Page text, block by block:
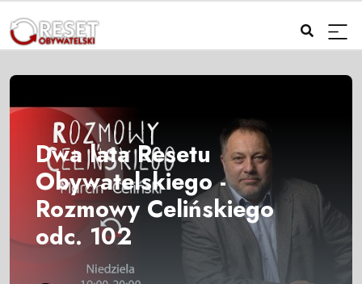
Dwa lata Resetu
Obywatelskiego -
Rozmowy Celińskiego
odc. 102